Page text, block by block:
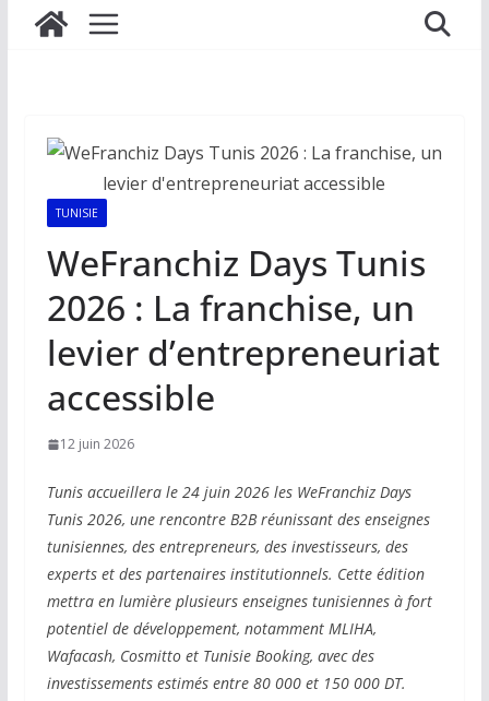
TUNISIE
WeFranchiz Days Tunis
2026 : La franchise, un
levier d’entrepreneuriat
accessible
12 juin 2026
Tunis accueillera le 24 juin 2026 les WeFranchiz Days
Tunis 2026, une rencontre B2B réunissant des enseignes
tunisiennes, des entrepreneurs, des investisseurs, des
experts et des partenaires institutionnels. Cette édition
mettra en lumière plusieurs enseignes tunisiennes à fort
potentiel de développement, notamment MLIHA,
Wafacash, Cosmitto et Tunisie Booking, avec des
investissements estimés entre 80 000 et 150 000 DT.